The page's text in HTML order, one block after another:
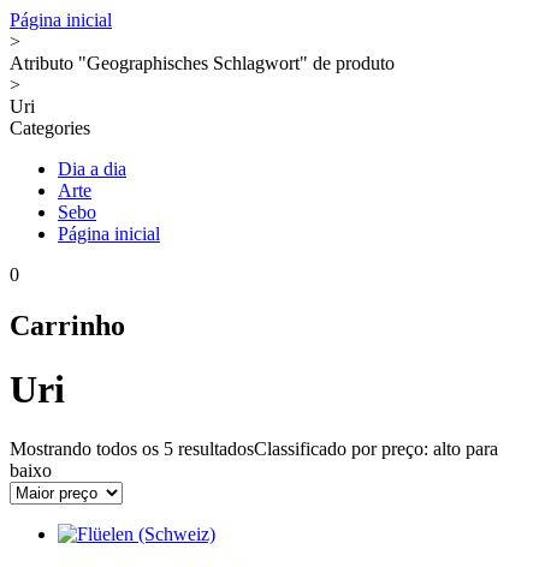
Página inicial
>
Atributo "Geographisches Schlagwort" de produto
>
Uri
Categories
Dia a dia
Arte
Sebo
Página inicial
0
Carrinho
Uri
Mostrando todos os 5 resultadosClassificado por preço: alto para
baixo